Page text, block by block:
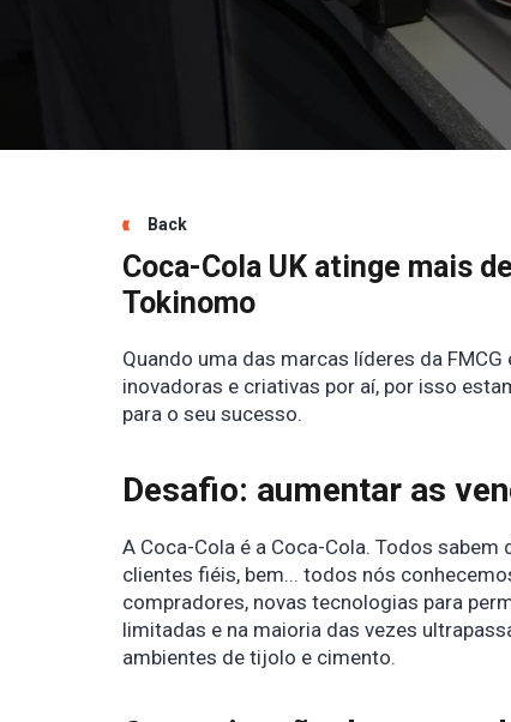
Back
Coca-Cola UK atinge mais
Tokinomo
Quando uma das marcas líderes da
inovadoras e criativas por aí, por isso
para o seu sucesso.
Desafio: aumentar as
A Coca-Cola é a Coca-Cola. Todos
clientes fiéis, bem... todos nós
compradores, novas tecnologias para
limitadas e na maioria das vezes
ambientes de tijolo e cimento.